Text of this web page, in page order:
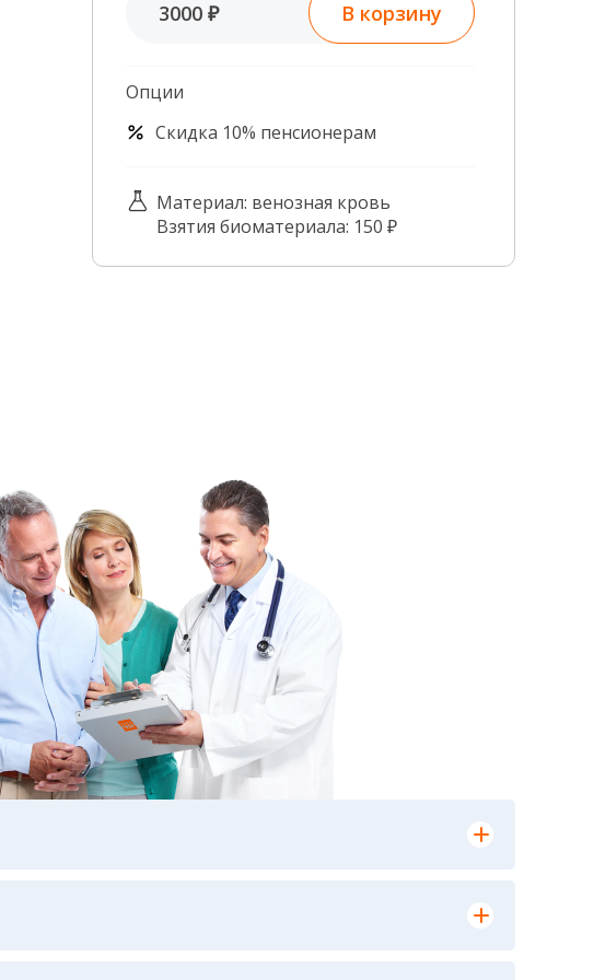
3000 ₽ В корзину
Опции
Скидка 10% пенсионерам
Материал: венозная кровь
Взятия биоматериала: 150 ₽
выполнения лабораторных исследований и